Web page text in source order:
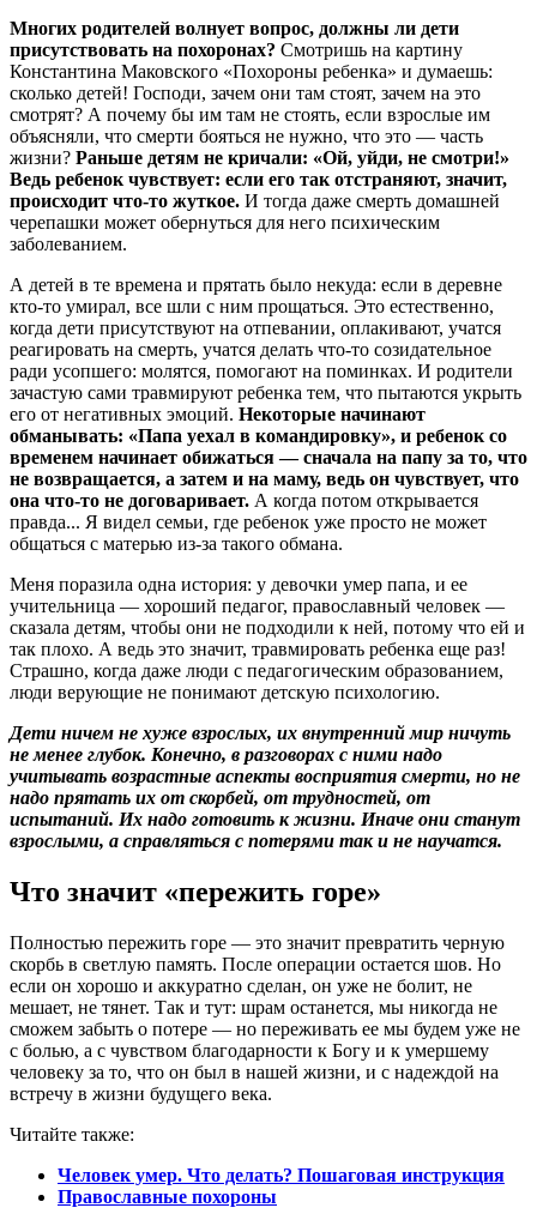
Многих родителей волнует вопрос, должны ли дети
присутствовать на похоронах? Смотришь на картину
Константина Маковского «Похороны ребенка» и думаешь:
сколько детей! Господи, зачем они там стоят, зачем на это
смотрят? А почему бы им там не стоять, если взрослые им
объясняли, что смерти бояться не нужно, что это — часть
жизни? Раньше детям не кричали: «Ой, уйди, не смотри!»
Ведь ребенок чувствует: если его так отстраняют, значит,
происходит что-то жуткое. И тогда даже смерть домашней
черепашки может обернуться для него психическим
заболеванием.
А детей в те времена и прятать было некуда: если в деревне
кто-то умирал, все шли с ним прощаться. Это естественно,
когда дети присутствуют на отпевании, оплакивают, учатся
реагировать на смерть, учатся делать что-то созидательное
ради усопшего: молятся, помогают на поминках. И родители
зачастую сами травмируют ребенка тем, что пытаются укрыть
его от негативных эмоций. Некоторые начинают
обманывать: «Папа уехал в командировку», и ребенок со
временем начинает обижаться — сначала на папу за то, что
не возвращается, а затем и на маму, ведь он чувствует, что
она что-то не договаривает. А когда потом открывается
правда... Я видел семьи, где ребенок уже просто не может
общаться с матерью из-за такого обмана.
Меня поразила одна история: у девочки умер папа, и ее
учительница — хороший педагог, православный человек —
сказала детям, чтобы они не подходили к ней, потому что ей и
так плохо. А ведь это значит, травмировать ребенка еще раз!
Страшно, когда даже люди с педагогическим образованием,
люди верующие не понимают детскую психологию.
Дети ничем не хуже взрослых, их внутренний мир ничуть
не менее глубок. Конечно, в разговорах с ними надо
учитывать возрастные аспекты восприятия смерти, но не
надо прятать их от скорбей, от трудностей, от
испытаний. Их надо готовить к жизни. Иначе они станут
взрослыми, а справляться с потерями так и не научатся.
Что значит «пережить горе»
Полностью пережить горе — это значит превратить черную
скорбь в светлую память. После операции остается шов. Но
если он хорошо и аккуратно сделан, он уже не болит, не
мешает, не тянет. Так и тут: шрам останется, мы никогда не
сможем забыть о потере — но переживать ее мы будем уже не
с болью, а с чувством благодарности к Богу и к умершему
человеку за то, что он был в нашей жизни, и с надеждой на
встречу в жизни будущего века.
Читайте также:
Человек умер. Что делать? Пошаговая инструкция
Православные похороны